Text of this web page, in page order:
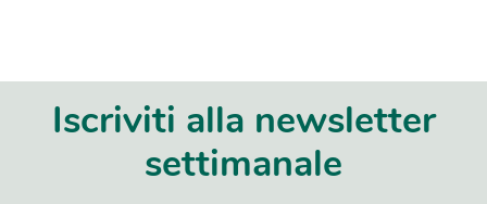
Iscriviti alla newsletter
settimanale